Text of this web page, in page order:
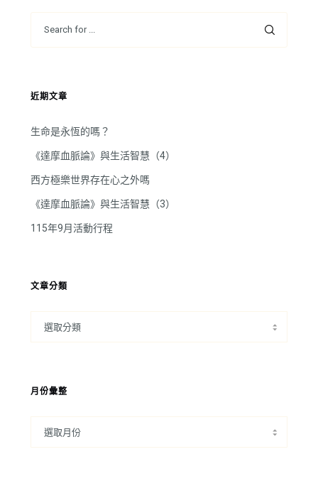
近期文章
生命是永恆的嗎？
《達摩血脈論》與生活智慧（4）
西方極樂世界存在心之外嗎
《達摩血脈論》與生活智慧（3）
115年9月活動行程
文章分類
月份彙整